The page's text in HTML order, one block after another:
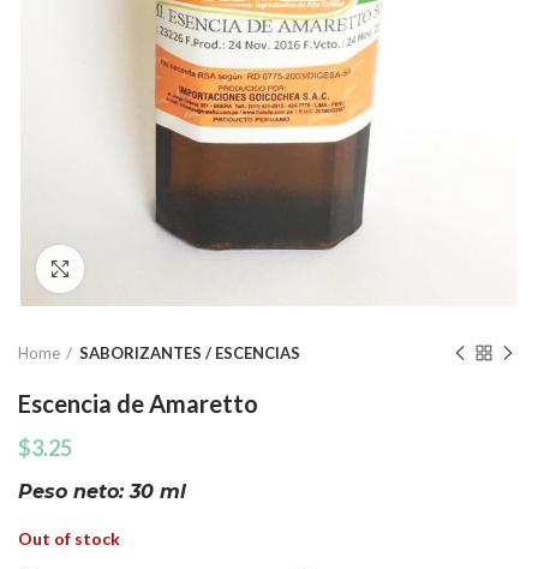
Home SABORIZANTES / ESCENCIAS
Escencia de Amaretto
$3.25
Peso neto: 30 ml
Out of stock